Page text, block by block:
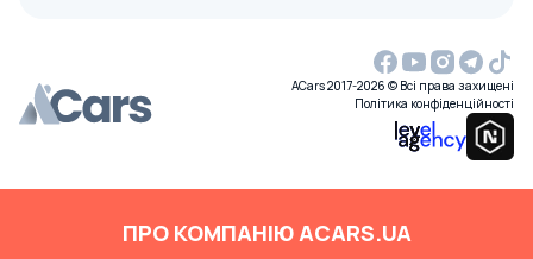
ACars 2017-2026 © Всі права захищені
Політика конфіденційності
ПРО КОМПАНІЮ ACARS.UA